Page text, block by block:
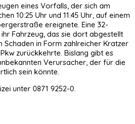
eines Vorfalls, der sich am
10:25 Uhr und 11:45 Uhr, auf einem
ereignete. Eine 32-
Fahrzeug, das sie dort abgestellt
Schaden in Form zahlreicher Kratzer
zurückkehrte. Bislang gibt es
Verursacher, der für die
sein könnte.
unter 0871 9252-0.